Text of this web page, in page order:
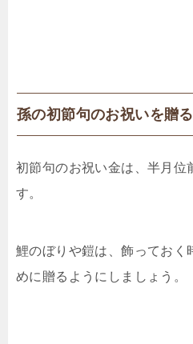
孫の初節句のお祝いを贈
初節句のお祝い金は、半月位
す。
鯉のぼりや鎧は、飾っておく
めに贈るようにしましょう。